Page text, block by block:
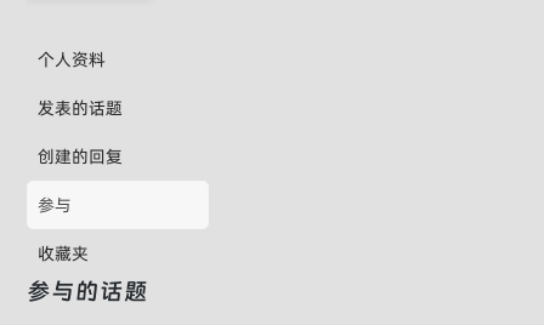
个人资料
发表的话题
创建的回复
参与
收藏夹
参与的话题